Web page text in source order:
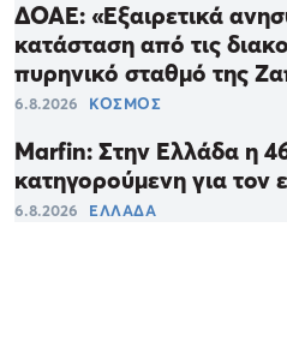
ΔΟΑΕ: «Εξαιρετικά
κατάσταση από τις
πυρηνικό σταθμό της
6.8.2026 ΚΟΣΜΟΣ
Marfin: Στην Ελλάδα η
κατηγορούμενη για τον
6.8.2026 ΕΛΛΑΔΑ